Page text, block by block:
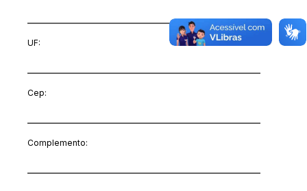
UF:
Cep:
Complemento: